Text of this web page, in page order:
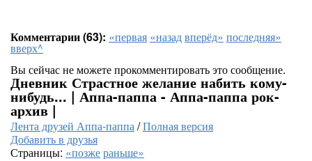
Комментарии (63): «первая «назадвперёд» последняя»
вверх^
Вы сейчас не можете прокомментировать это сообщение.
Дневник Страстное желание набить кому-
нибудь... | Аппа-паппа - Аппа-паппа рок-
архив |
Лента друзей Аппа-паппа/Полная версия
Добавить в друзья
Страницы: «позжераньше»